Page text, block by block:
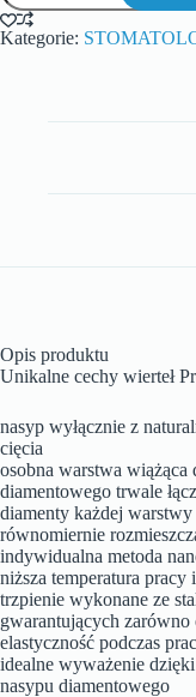
Kategorie:
Opis produktu
Unikalne cechy wierteł
nasyp wyłącznie z
cięcia
osobna warstwa wiążąca
diamentowego trwale
diamenty każdej
równomiernie
indywidualna metoda
niższa temperatura pracy
trzpienie wykonane ze
gwarantujących
elastyczność podczas
idealne wyważenie
nasypu diamentowego